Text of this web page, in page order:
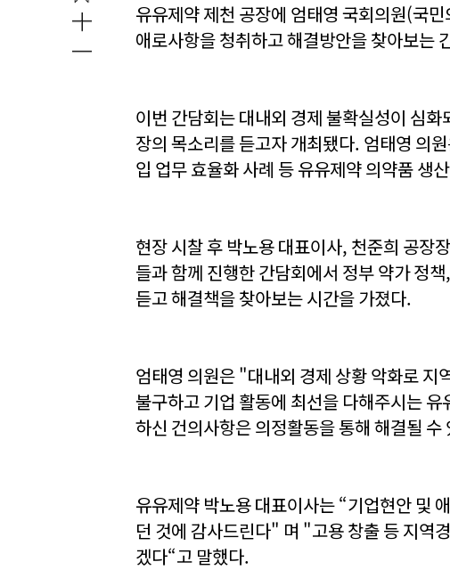
유유제약 제천 공장에 엄태영 국회의원(국
애로사항을 청취하고 해결방안을 찾아보는
이번 간담회는 대내외 경제 불확실성이 심
장의 목소리를 듣고자 개최됐다. 엄태영 의
입 업무 효율화 사례 등 유유제약 의약품 생
현장 시찰 후 박노용 대표이사, 천준희 공장
들과 함께 진행한 간담회에서 정부 약가 정
듣고 해결책을 찾아보는 시간을 가졌다.
엄태영 의원은 "대내외 경제 상황 악화로 지
불구하고 기업 활동에 최선을 다해주시는
하신 건의사항은 의정활동을 통해 해결될
유유제약 박노용 대표이사는 “기업현안 및
던 것에 감사드린다" 며 "고용 창출 등 지역
겠다“고 말했다.